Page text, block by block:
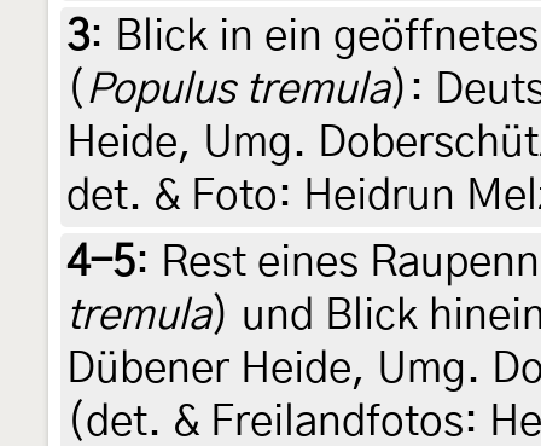
3: Blick in ein
( Populus tremula):
Heide, Umg.
det. & Foto: Heidrun
4-5: Rest eines
tremula) und Blick
Dübener Heide, Umg.
(det. & Freilandfotos: